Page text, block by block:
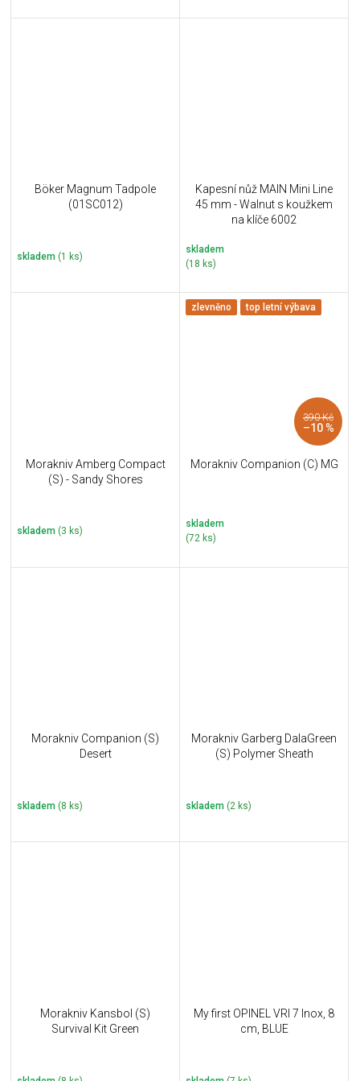
Böker Magnum Tadpole
(01SC012)
skladem (1 ks)
Kapesní nůž MAIN Mini Line
45 mm - Walnut s koužkem
na klíče 6002
skladem
(18 ks)
Morakniv Amberg Compact
(S) - Sandy Shores
skladem (3 ks)
zlevněno top letní výbava
390 Kč
–10 %
Morakniv Companion (C) MG
skladem
(72 ks)
Morakniv Companion (S)
Desert
skladem (8 ks)
Morakniv Garberg DalaGreen
(S) Polymer Sheath
skladem (2 ks)
Morakniv Kansbol (S)
Survival Kit Green
My first OPINEL VRI 7 Inox, 8
cm, BLUE